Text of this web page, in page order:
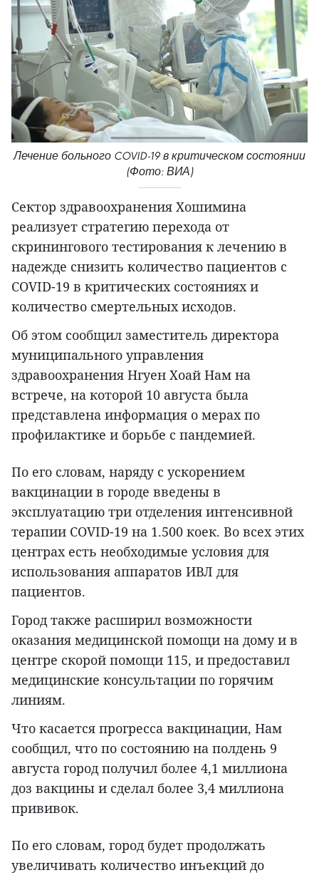
Лечение больного COVID-19 в критическом состоянии
(Фото: ВИА)
Сектор здравоохранения Хошимина
реализует стратегию перехода от
скринингового тестирования к лечению в
надежде снизить количество пациентов с
COVID-19 в критических состояниях и
количество смертельных исходов.
Об этом сообщил заместитель директора
муниципального управления
здравоохранения Нгуен Хоай Нам на
встрече, на которой 10 августа была
представлена информация о мерах по
профилактике и борьбе с пандемией.
По его словам, наряду с ускорением
вакцинации в городе введены в
эксплуатацию три отделения интенсивной
терапии COVID-19 на 1.500 коек. Во всех этих
центрах есть необходимые условия для
использования аппаратов ИВЛ для
пациентов.
Город также расширил возможности
оказания медицинской помощи на дому и в
центре скорой помощи 115, и предоставил
медицинские консультации по горячим
линиям.
Что касается прогресса вакцинации, Нам
сообщил, что по состоянию на полдень 9
августа город получил более 4,1 миллиона
доз вакцины и сделал более 3,4 миллиона
прививок.
По его словам, город будет продолжать
увеличивать количество инъекций до